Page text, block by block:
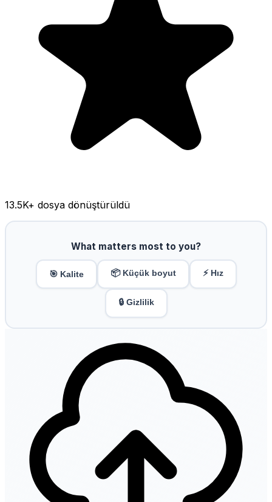
13.5K+ dosya dönüştürüldü
What matters most to you?
🎯 Kalite 📦 Küçük boyut ⚡ Hız
🔒 Gizlilik